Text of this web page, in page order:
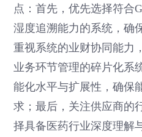
点：首先，优先选择符合
湿度追溯能力的系统，确
重视系统的业财协同能力
业务环节管理的碎片化系
能化水平与扩展性，确保
求；最后，关注供应商的
择具备医药行业深度理解